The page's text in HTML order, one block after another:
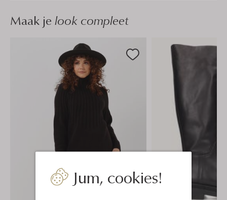
Jum, cookies!
Maak je look compleet